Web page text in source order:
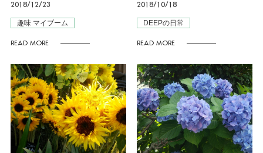
2018/12/23
趣味 マイブーム
READ MORE
2018/10/18
DEEPの日常
READ MORE